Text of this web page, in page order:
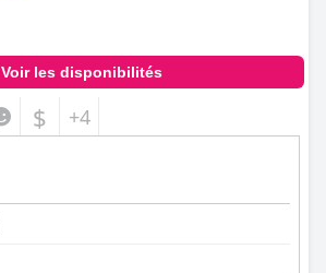
Voir les disponibilités
$ +4